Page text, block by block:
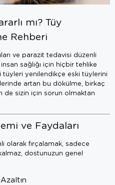
mı? Tüy
Rehberi
ve parazit tedavisi düzenli
sağlığı için hiçbir tehlike
tüyleri yenilendikçe eski tüylerini
artan bu dökülme, birkaç
de sizin için sorun olmaktan
ve Faydaları
olarak fırçalamak, sadece
dostunuzun genel